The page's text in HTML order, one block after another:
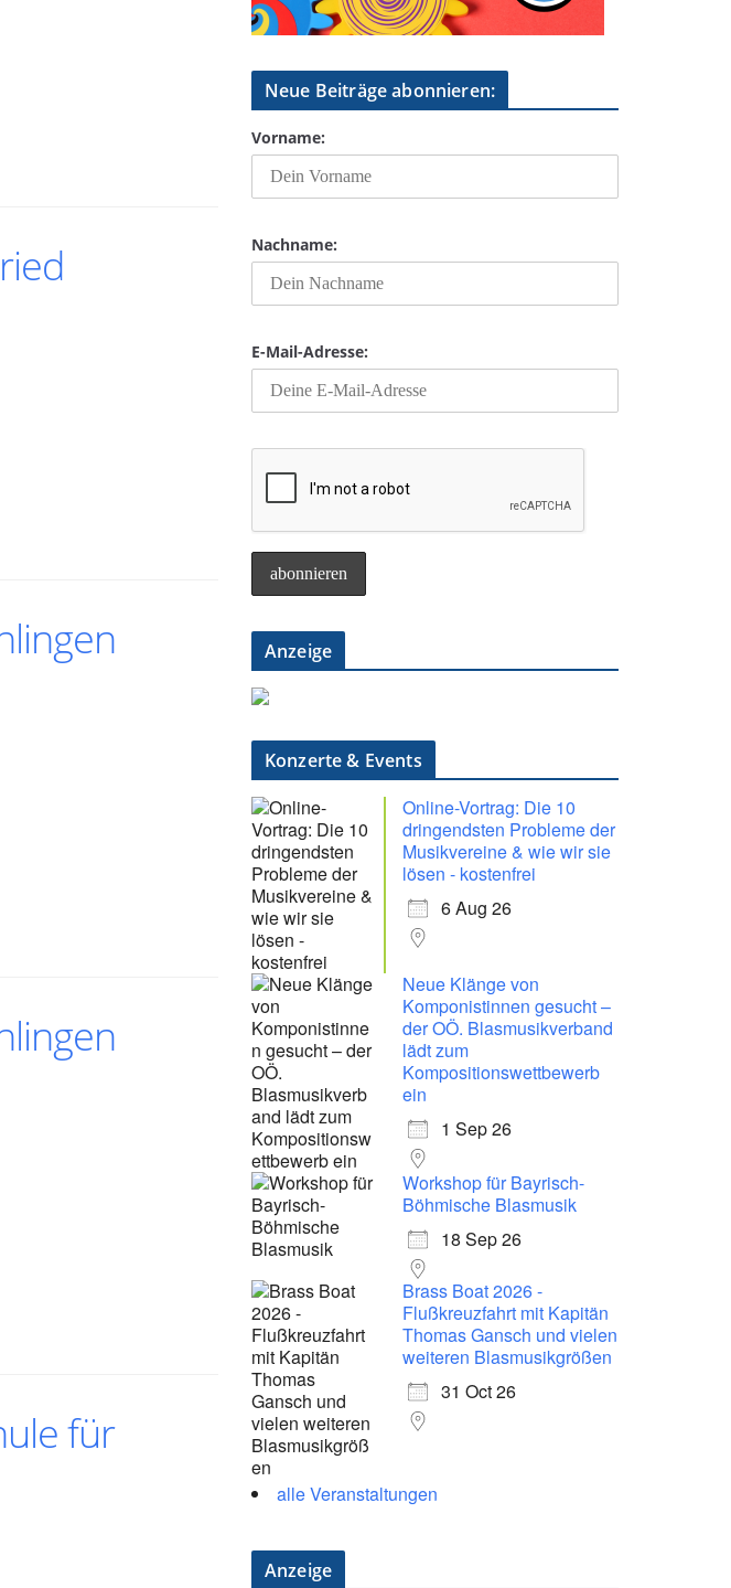
für
Neue Beiträge abonnieren:
Vorname:
Nachname:
E-Mail-Adresse:
Anzeige
Konzerte & Events
Online-Vortrag: Die 10
dringendsten Probleme der
Musikvereine & wie wir sie
lösen - kostenfrei
6 Aug 26
Neue Klänge von
Komponistinnen gesucht –
der OÖ. Blasmusikverband
lädt zum
Kompositionswettbewerb
ein
1 Sep 26
Workshop für Bayrisch-
Böhmische Blasmusik
18 Sep 26
Brass Boat 2026 -
Flußkreuzfahrt mit Kapitän
Thomas Gansch und vielen
weiteren Blasmusikgrößen
31 Oct 26
alle Veranstaltungen
Anzeige